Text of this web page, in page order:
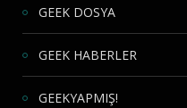
GEEK DOSYA
GEEK HABERLER
GEEKYAPMIŞ!